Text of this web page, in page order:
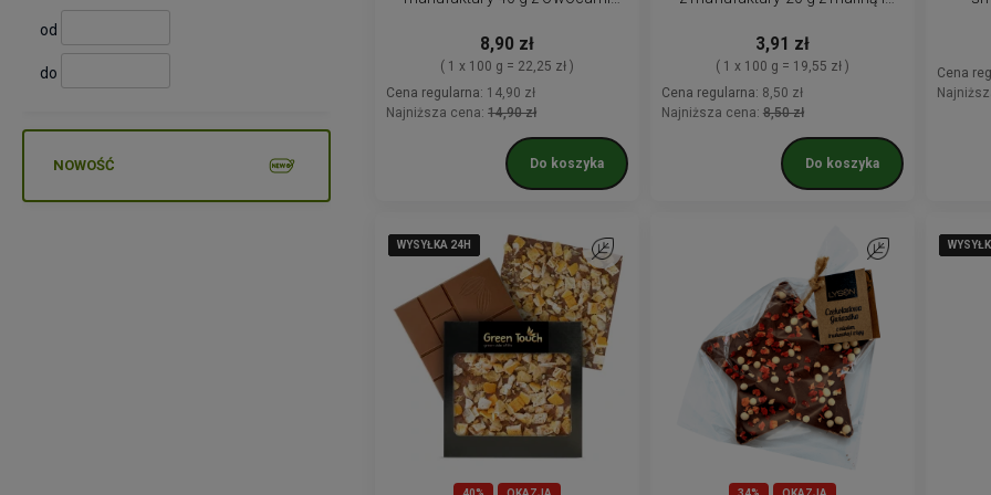
od
do
NOWOŚĆ
8,90 zł
( 1 x 100 g = 22,25 zł )
Cena regularna: 14,90 zł
Najniższa cena: 14,90 zł
Do koszyka
3,91 zł
( 1 x 100 g = 19,55 zł )
Cena regularna: 8,50 zł
Najniższa cena: 8,50 zł
Do koszyka
Cena
WYSYŁKA 24H
WYSYŁKA 24H
WYSYŁKA 24H
WYSYŁKA 24H
WYSYŁKA 24H Do ulubionych Do ulubionych